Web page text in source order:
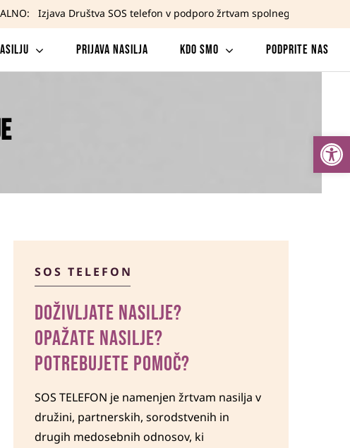
Izjava Društva SOS telefon v podporo žrtvam spolnega nasilja in
Prijava nasilja Kdo smo Podprite nas
SOS TELEFON
DOŽIVLJATE NASILJE?
OPAŽATE NASILJE?
POTREBUJETE POMOČ?
SOS TELEFON je namenjen žrtvam nasilja v
družini, partnerskih, sorodstvenih in
drugih medosebnih odnosov, ki